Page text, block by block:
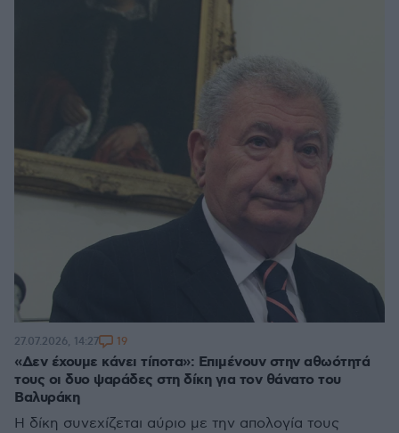
«Δεν έχουμε κάνει τίποτα»: Επιμένουν στην αθωότητά
τους οι δυο ψαράδες στη δίκη για τον θάνατο του
Βαλυράκη
Η δίκη συνεχίζεται αύριο με την απολογία τους
27.07.2026, 14:27 19